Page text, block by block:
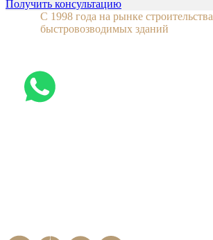
Получить консультацию
C 1998 года на рынке строительства
быстровозводимых зданий